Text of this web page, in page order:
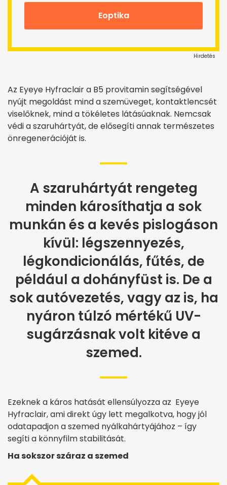
Eoptika
Hirdetés
Az Eyeye Hyfraclair a B5 provitamin segítségével
nyújt megoldást mind a szemüveget, kontaktlencsét
viselőknek, mind a tökéletes látásúaknak. Nemcsak
védi a szaruhártyát, de elősegíti annak természetes
önregenerációját is.
A szaruhártyát rengeteg
minden károsíthatja a sok
munkán és a kevés pislogáson
kívül: légszennyezés,
légkondicionálás, fűtés, de
például a dohányfüst is. De a
sok autóvezetés, vagy az is, ha
nyáron túlzó mértékű UV-
sugárzásnak volt kitéve a
szemed.
Ezeknek a káros hatását ellensúlyozza az Eyeye
Hyfraclair, ami direkt úgy lett megalkotva, hogy jól
odatapadjon a szemed nyálkahártyájához – így
segíti a könnyfilm stabilitását.
Ha sokszor száraz a szemed